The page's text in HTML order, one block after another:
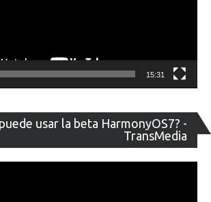
15:31
usar la beta HarmonyOS7? -
TransMedia
de